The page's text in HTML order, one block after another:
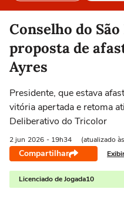
Selecione o time para ver
Conselho do
proposta de
Ayres
Presidente, que estava
vitória apertada e retoma
Deliberativo do Tricolor
2 jun 2026 - 19h34 (atualizado
Compartilhar
Licenciado de Jogada10